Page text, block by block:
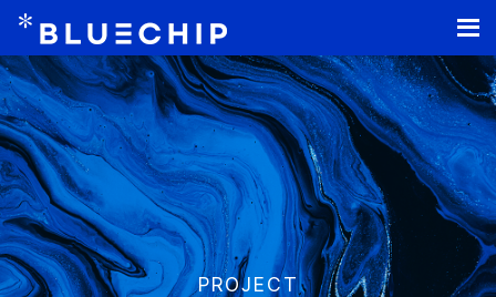
PROJECT